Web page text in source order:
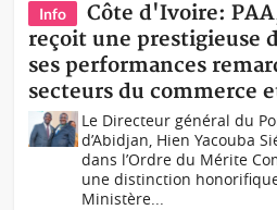
Info
Côte d'Ivoire:
reçoit une prestigieuse
ses performances
secteurs du commerce
Le Directeur général du
d’Abidjan, Hien Yacouba
dans l’Ordre du Mérite
une distinction
Ministère...